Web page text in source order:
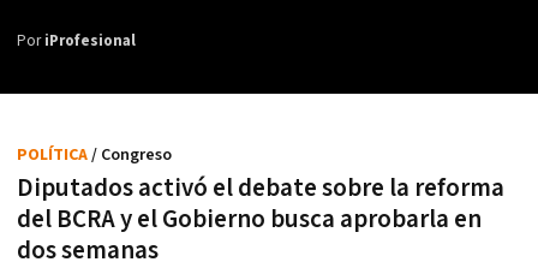
PoriProfesional
Diputados activó el debate sobre la reforma
del BCRA y el Gobierno busca aprobarla en
dos semanas
POLÍTICA/ Congreso